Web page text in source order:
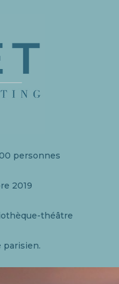
personnes
2019
théâtre
parisien.